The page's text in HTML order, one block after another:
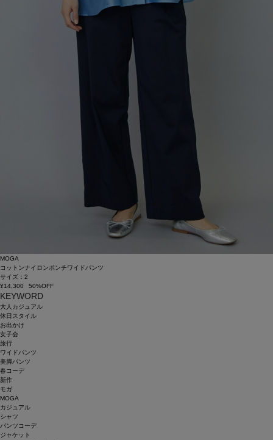
MOGA
コットンナイロンポンチワイドパンツ
サイズ：2
¥14,300
50%OFF
KEYWORD
大人カジュアル
休日スタイル
お出かけ
女子会
旅行
ワイドパンツ
美脚パンツ
春コーデ
新作
モガ
MOGA
カジュアル
シャツ
パンツコーデ
ジャケット